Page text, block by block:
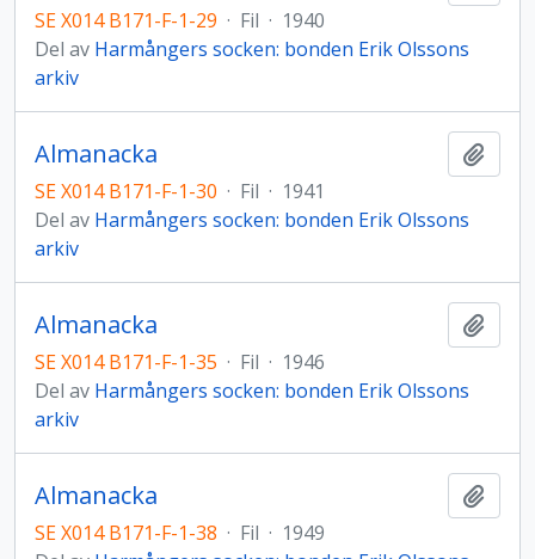
SE X014 B171-F-1-29 · Fil · 1940
Del av Harmångers socken: bonden Erik Olssons
arkiv
Almanacka
SE X014 B171-F-1-30 · Fil · 1941
Del av Harmångers socken: bonden Erik Olssons
arkiv
Almanacka
SE X014 B171-F-1-35 · Fil · 1946
Del av Harmångers socken: bonden Erik Olssons
arkiv
Almanacka
SE X014 B171-F-1-38 · Fil · 1949